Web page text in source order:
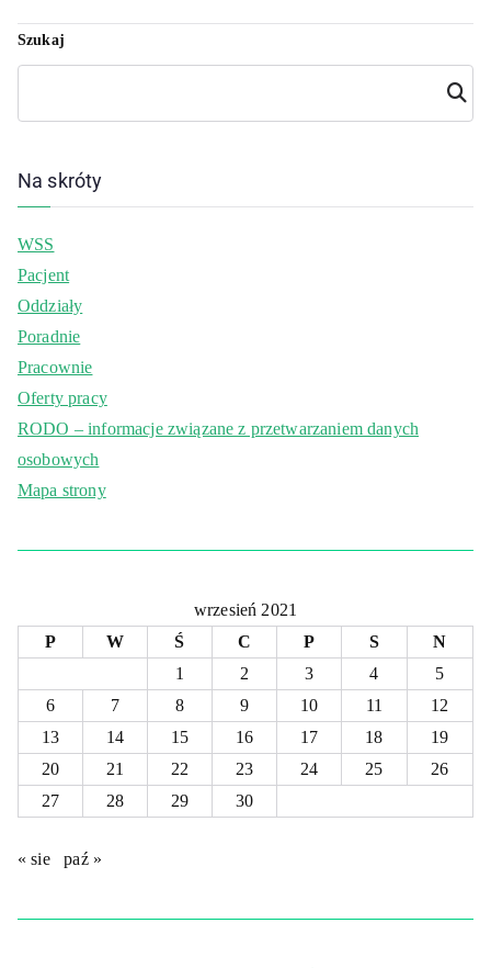
Szukaj
Szuka
j
Na skróty
WSS
Pacjent
Oddziały
Poradnie
Pracownie
Oferty pracy
RODO – informacje związane z przetwarzaniem danych
osobowych
Mapa strony
wrzesień 2021
P
W Ś C P S
N
1
2 3 4
5
6
7 8 9 10 11
12
13
14 15 16 17 18
19
20
21 22 23 24 25
26
27
28 29 30
« sie paź »